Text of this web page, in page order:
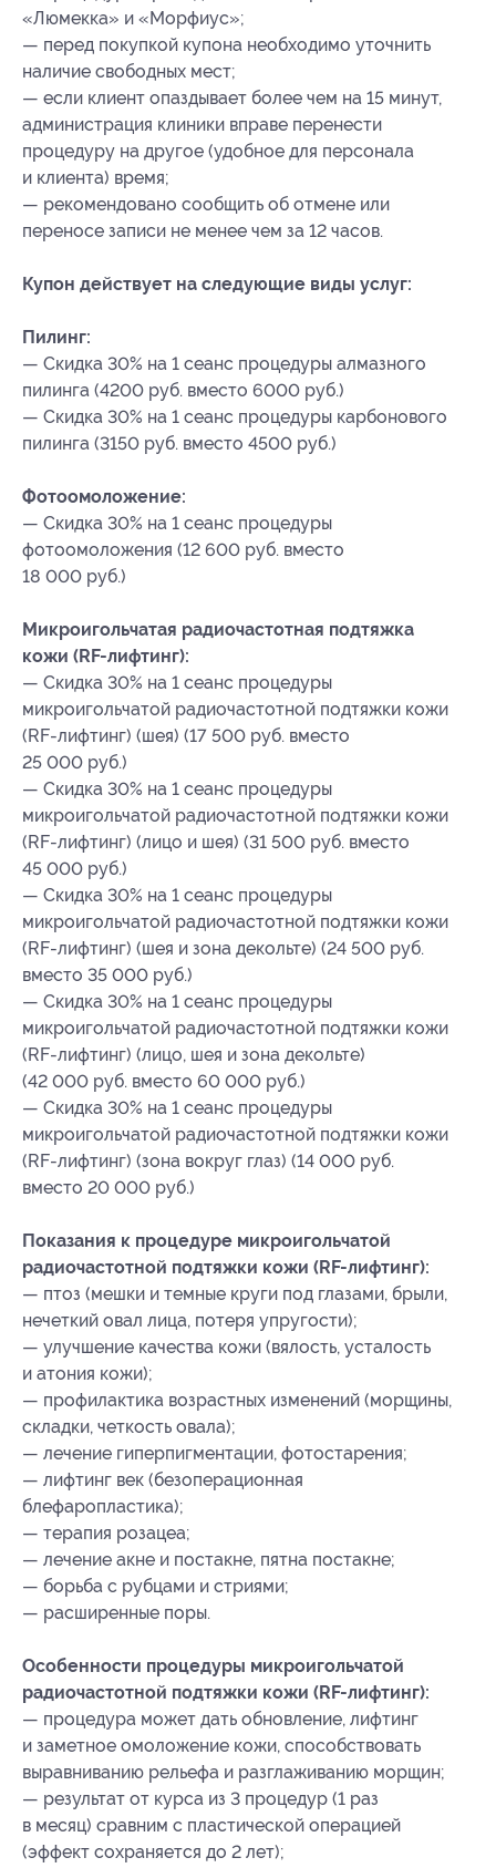
«Люмекка» и «Морфиус»;
— перед покупкой купона необходимо уточнить
наличие свободных мест;
— если клиент опаздывает более чем на 15 минут,
администрация клиники вправе перенести
процедуру на другое (удобное для персонала
и клиента) время;
— рекомендовано сообщить об отмене или
переносе записи не менее чем за 12 часов.
Купон действует на следующие виды услуг:
Пилинг:
— Скидка 30% на 1 сеанс процедуры алмазного
пилинга (4200 руб. вместо 6000 руб.)
— Скидка 30% на 1 сеанс процедуры карбонового
пилинга (3150 руб. вместо 4500 руб.)
Фотоомоложение:
— Скидка 30% на 1 сеанс процедуры
фотоомоложения (12 600 руб. вместо
18 000 руб.)
Микроигольчатая радиочастотная подтяжка
кожи (RF-лифтинг):
— Скидка 30% на 1 сеанс процедуры
микроигольчатой радиочастотной подтяжки кожи
(RF-лифтинг) (шея) (17 500 руб. вместо
25 000 руб.)
— Скидка 30% на 1 сеанс процедуры
микроигольчатой радиочастотной подтяжки кожи
(RF-лифтинг) (лицо и шея) (31 500 руб. вместо
45 000 руб.)
— Скидка 30% на 1 сеанс процедуры
микроигольчатой радиочастотной подтяжки кожи
(RF-лифтинг) (шея и зона декольте) (24 500 руб.
вместо 35 000 руб.)
— Скидка 30% на 1 сеанс процедуры
микроигольчатой радиочастотной подтяжки кожи
(RF-лифтинг) (лицо, шея и зона декольте)
(42 000 руб. вместо 60 000 руб.)
— Скидка 30% на 1 сеанс процедуры
микроигольчатой радиочастотной подтяжки кожи
(RF-лифтинг) (зона вокруг глаз) (14 000 руб.
вместо 20 000 руб.)
Показания к процедуре микроигольчатой
радиочастотной подтяжки кожи (RF-лифтинг):
— птоз (мешки и темные круги под глазами, брыли,
нечеткий овал лица, потеря упругости);
— улучшение качества кожи (вялость, усталость
и атония кожи);
— профилактика возрастных изменений (морщины,
складки, четкость овала);
— лечение гиперпигментации, фотостарения;
— лифтинг век (безоперационная
блефаропластика);
— терапия розацеа;
— лечение акне и постакне, пятна постакне;
— борьба с рубцами и стриями;
— расширенные поры.
Особенности процедуры микроигольчатой
радиочастотной подтяжки кожи (RF-лифтинг):
— процедура может дать обновление, лифтинг
и заметное омоложение кожи, способствовать
выравниванию рельефа и разглаживанию морщин;
— результат от курса из 3 процедур (1 раз
в месяц) сравним с пластической операцией
(эффект сохраняется до 2 лет);